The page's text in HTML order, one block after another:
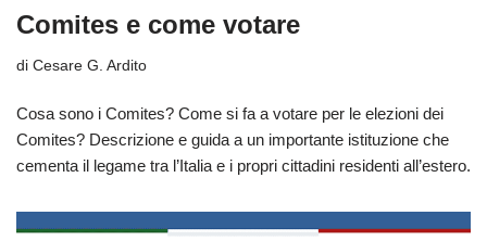
Comites e come votare
di Cesare G. Ardito
Cosa sono i Comites? Come si fa a votare per le elezioni dei
Comites? Descrizione e guida a un importante istituzione che
cementa il legame tra l’Italia e i propri cittadini residenti all’estero.